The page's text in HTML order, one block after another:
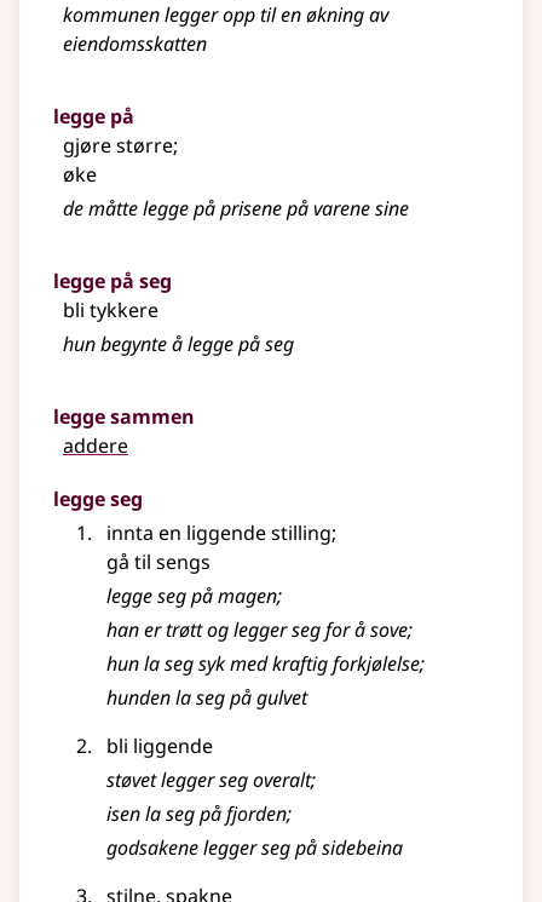
kommunen legger opp til en økning av
eiendomsskatten
legge på
gjøre større;
øke
de måtte legge på prisene på varene sine
legge på seg
bli tykkere
hun begynte å legge på seg
legge sammen
addere
legge seg
innta en liggende stilling;
gå til sengs
legge seg på magen;
han er trøtt og legger seg for å sove;
hun la seg syk med kraftig forkjølelse;
hunden la seg på gulvet
bli liggende
støvet legger seg overalt;
isen la seg på fjorden;
godsakene legger seg på sidebeina
stilne, spakne